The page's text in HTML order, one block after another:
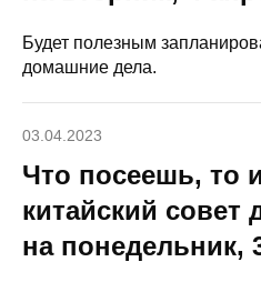
Будет полезным
домашние дела.
03.04.2023
Что посеешь, то
китайский совет
на понедельник,